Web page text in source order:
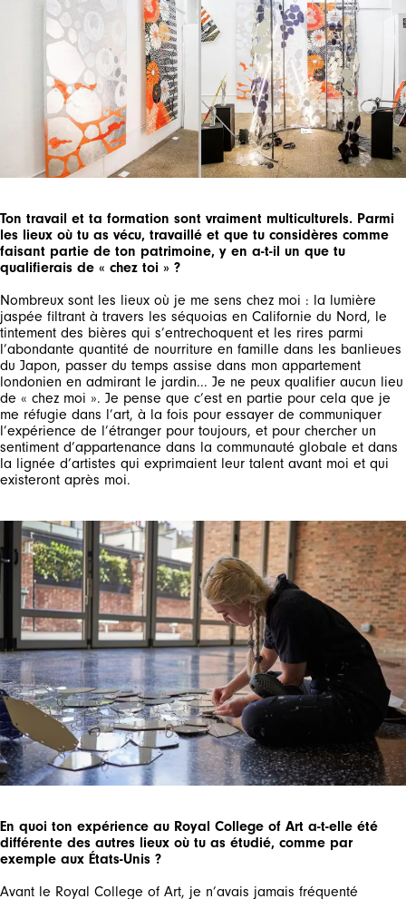
Ton travail et ta formation sont vraiment multiculturels. Parmi
les lieux où tu as vécu, travaillé et que tu considères comme
faisant partie de ton patrimoine, y en a-t-il un que tu
qualifierais de « chez toi » ?
Nombreux sont les lieux où je me sens chez moi : la lumière
jaspée filtrant à travers les séquoias en Californie du Nord, le
tintement des bières qui s’entrechoquent et les rires parmi
l’abondante quantité de nourriture en famille dans les banlieues
du Japon, passer du temps assise dans mon appartement
londonien en admirant le jardin... Je ne peux qualifier aucun lieu
de « chez moi ». Je pense que c’est en partie pour cela que je
me réfugie dans l’art, à la fois pour essayer de communiquer
l’expérience de l’étranger pour toujours, et pour chercher un
sentiment d’appartenance dans la communauté globale et dans
la lignée d’artistes qui exprimaient leur talent avant moi et qui
existeront après moi.
En quoi ton expérience au Royal College of Art a-t-elle été
différente des autres lieux où tu as étudié, comme par
exemple aux États-Unis ?
Avant le Royal College of Art, je n’avais jamais fréquenté